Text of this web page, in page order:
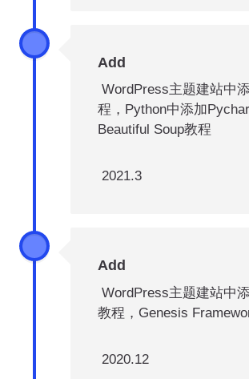
Add
WordPress主题建站中
程，Python中添加
Beautiful Soup教程
2021.3
Add
WordPress主题建站中
教程，Genesis
2020.12